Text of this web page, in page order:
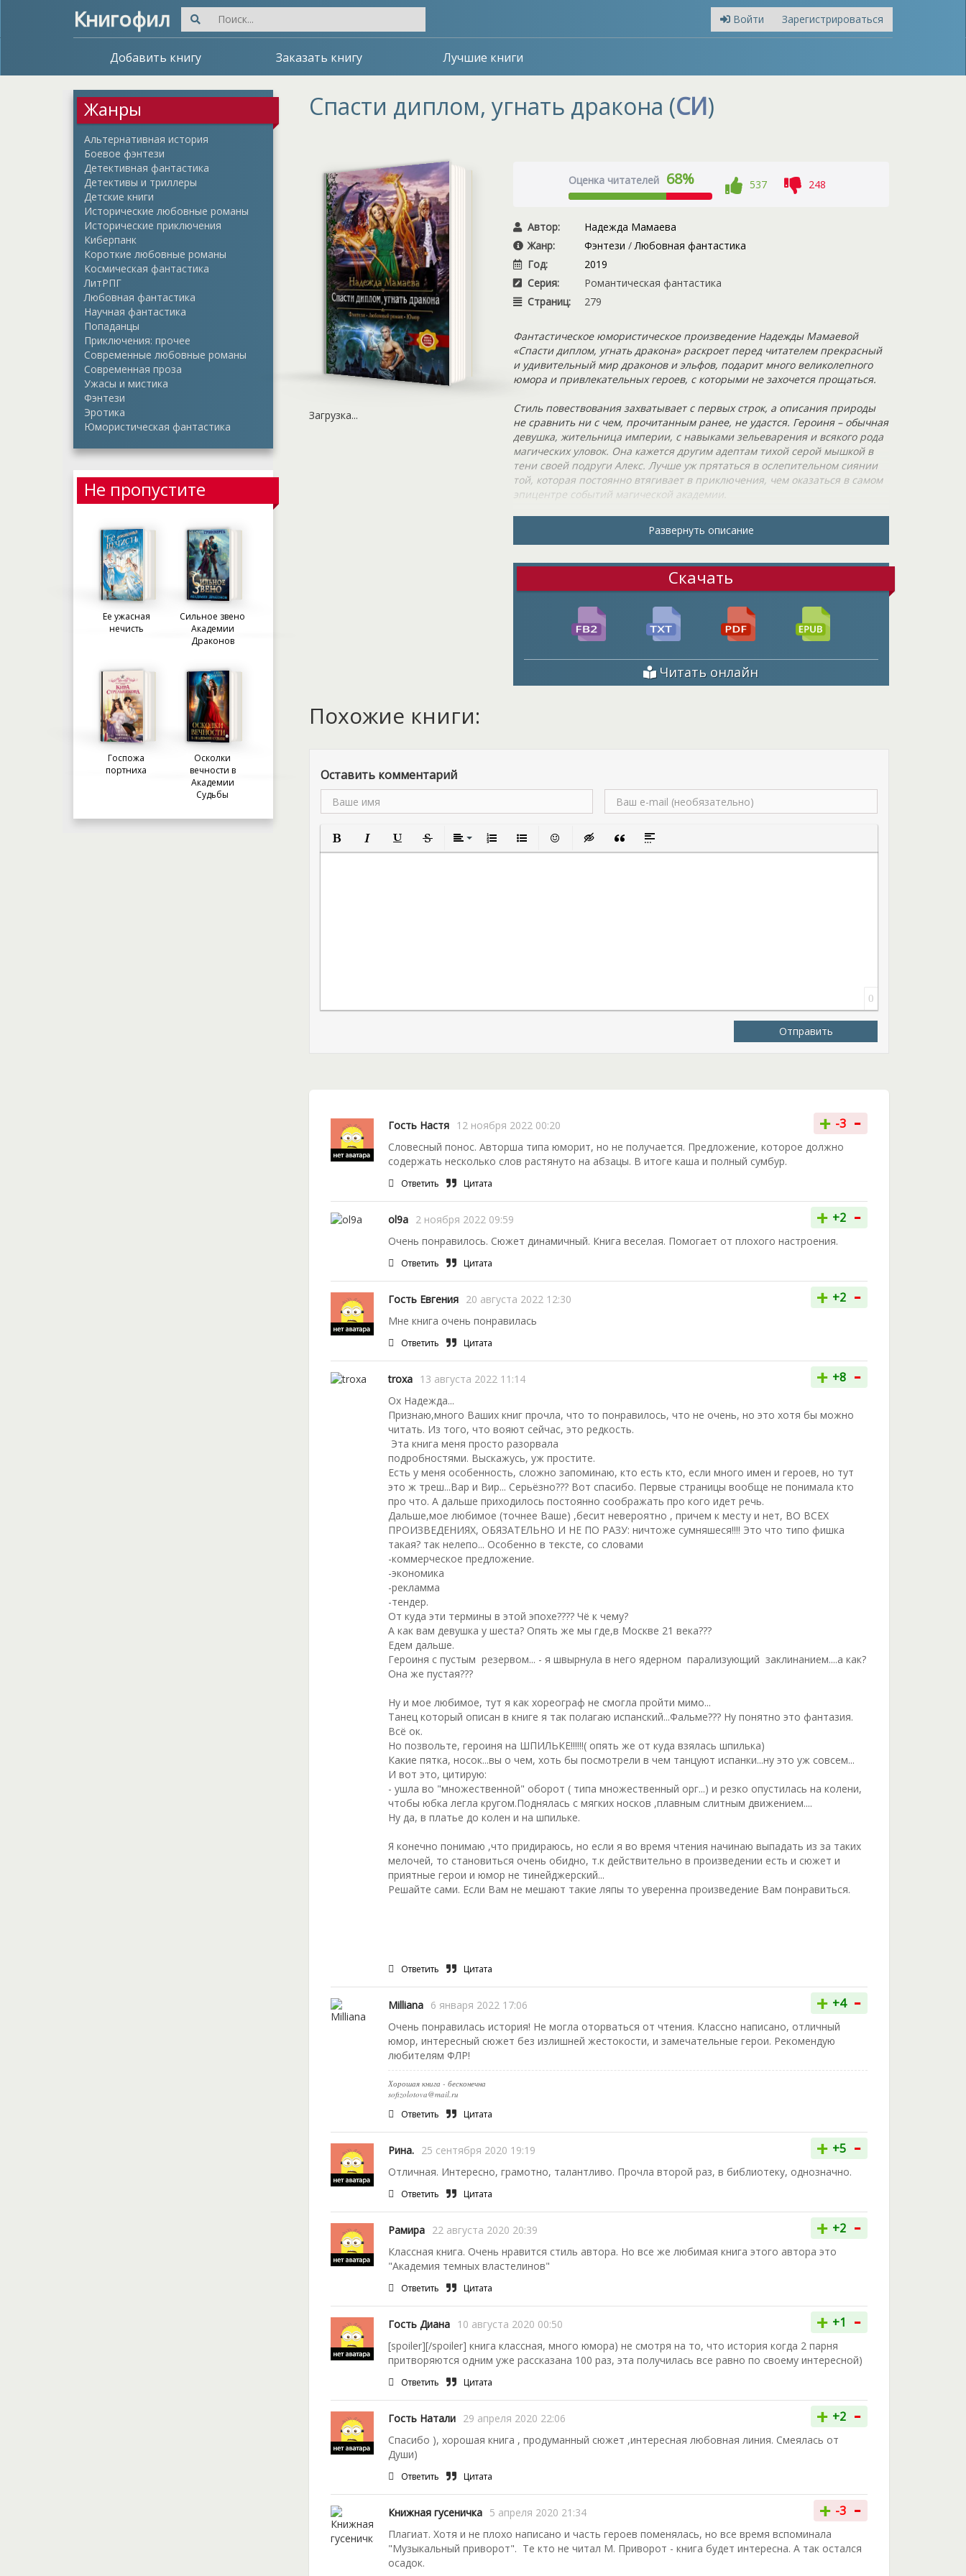
Книгофил Войти Зарегистрироваться
Добавить книгу Заказать книгу Лучшие книги
Жанры
Альтернативная история
Боевое фэнтези
Детективная фантастика
Детективы и триллеры
Детские книги
Исторические любовные романы
Исторические приключения
Киберпанк
Короткие любовные романы
Космическая фантастика
ЛитРПГ
Любовная фантастика
Научная фантастика
Попаданцы
Приключения: прочее
Современные любовные романы
Современная проза
Ужасы и мистика
Фэнтези
Эротика
Юмористическая фантастика
Не пропустите
Ее ужасная
нечисть
Сильное звено
Академии
Драконов
Госпожа
портниха
Осколки
вечности в
Академии
Судьбы
Спасти диплом, угнать дракона (СИ)
Загрузка...
Оценка читателей 68% 537 248
Автор:
Надежда Мамаева
Жанр:
Фэнтези /Любовная фантастика
Год:
2019
Серия:
Романтическая фантастика
Страниц:
279
Фантастическое юмористическое произведение Надежды Мамаевой
«Спасти диплом, угнать дракона» раскроет перед читателем прекрасный
и удивительный мир драконов и эльфов, подарит много великолепного
юмора и привлекательных героев, с которыми не захочется прощаться.
Стиль повествования захватывает с первых строк, а описания природы
не сравнить ни с чем, прочитанным ранее, не удастся. Героиня – обычная
девушка, жительница империи, с навыками зельеварения и всякого рода
магических уловок. Она кажется другим адептам тихой серой мышкой в
тени своей подруги Алекс. Лучше уж прятаться в ослепительном сиянии
той, которая постоянно втягивает в приключения, чем оказаться в самом
эпицентре событий магической академии.
соседней империи, если просто, то эльф. Он-то мог бы нарушить всю
этим не кончилось – вслед за ним прибыл второй – наглый,
самоуверенный и противный, который явно положил глаз на Нари. Черт
бы побрал эту безжалостную программу межрасового обмена! А такой
план был, закачаешься! С другой стороны, может Нари и ее поколение –
последние, кому посчастливилось знать воочию альвов.
Жуткая эпидемия распространяется в их империи, и по подсчетам
Теперь Нари не отвертеться от приключений, опасных, интересных и
захватывающих дух. Вот уж не до учебы будет, это точно. Что же ждет ее и
Развернуть описание
Скачать
Читать онлайн
Похожие книги:
Оставить комментарий
Полужирный
КурсивПодчеркнутый
ЗачеркнутыйВыравнивание
Нумерованный список
Маркированный список
Вставить смайлик
Вставка скрытого текста
Вставка цитаты
Вставка спойлера
0
Отправить
Гость Настя 12 ноября 2022 00:20 + -3 -
Словесный понос. Авторша типа юморит, но не получается. Предложение, которое должно
содержать несколько слов растянуто на абзацы. В итоге каша и полный сумбур.
Ответить Цитата
ol9a 2 ноября 2022 09:59 + +2 -
Очень понравилось. Сюжет динамичный. Книга веселая. Помогает от плохого настроения.
Ответить Цитата
Гость Евгения 20 августа 2022 12:30 + +2 -
Мне книга очень понравилась
Ответить Цитата
troxa 13 августа 2022 11:14 + +8 -
Ох Надежда...
Признаю,много Ваших книг прочла, что то понравилось, что не очень, но это хотя бы можно
читать. Из того, что вояют сейчас, это редкость.
Эта книга меня просто разорвала
подробностями. Выскажусь, уж простите.
Есть у меня особенность, сложно запоминаю, кто есть кто, если много имен и героев, но тут
это ж треш...Вар и Вир... Серьёзно??? Вот спасибо. Первые страницы вообще не понимала кто
про что. А дальше приходилось постоянно соображать про кого идет речь.
Дальше,мое любимое (точнее Ваше) ,бесит невероятно , причем к месту и нет, ВО ВСЕХ
ПРОИЗВЕДЕНИЯХ, ОБЯЗАТЕЛЬНО И НЕ ПО РАЗУ: ничтоже сумняшеся!!!! Это что типо фишка
такая? так нелепо... Особенно в тексте, со словами
-коммерческое предложение.
-экономика
-рекламма
-тендер.
От куда эти термины в этой эпохе???? Чё к чему?
А как вам девушка у шеста? Опять же мы где,в Москве 21 века???
Едем дальше.
Героиня с пустым резервом... - я швырнула в него ядерном парализующий заклинанием....а как?
Она же пустая???
Ну и мое любимое, тут я как хореограф не смогла пройти мимо...
Танец который описан в книге я так полагаю испанский...Фальме??? Ну понятно это фантазия.
Всё ок.
Но позвольте, героиня на ШПИЛЬКЕ!!!!!!( опять же от куда взялась шпилька)
Какие пятка, носок...вы о чем, хоть бы посмотрели в чем танцуют испанки...ну это уж совсем...
И вот это, цитирую:
- ушла во "множественной" оборот ( типа множественный орг...) и резко опустилась на колени,
чтобы юбка легла кругом.Поднялась с мягких носков ,плавным слитным движением....
Ну да, в платье до колен и на шпильке.
Я конечно понимаю ,что придираюсь, но если я во время чтения начинаю выпадать из за таких
мелочей, то становиться очень обидно, т.к действительно в произведении есть и сюжет и
приятные герои и юмор не тинейджерский...
Решайте сами. Если Вам не мешают такие ляпы то уверенна произведение Вам понравиться.
Ответить Цитата
Milliana 6 января 2022 17:06 + +4 -
Очень понравилась история! Не могла оторваться от чтения. Классно написано, отличный
юмор, интересный сюжет без излишней жестокости, и замечательные герои. Рекомендую
любителям ФЛР!
Хорошая книга - бесконечна
sofizolotova@mail.ru
Ответить Цитата
Рина. 25 сентября 2020 19:19 + +5 -
Отличная. Интересно, грамотно, талантливо. Прочла второй раз, в библиотеку, однозначно.
Ответить Цитата
Рамира 22 августа 2020 20:39 + +2 -
Классная книга. Очень нравится стиль автора. Но все же любимая книга этого автора это
"Академия темных властелинов"
Ответить Цитата
Гость Диана 10 августа 2020 00:50 + +1 -
[spoiler][/spoiler] книга классная, много юмора) не смотря на то, что история когда 2 парня
притворяются одним уже рассказана 100 раз, эта получилась все равно по своему интересной)
Ответить Цитата
Гость Натали 29 апреля 2020 22:06 + +2 -
Спасибо ), хорошая книга , продуманный сюжет ,интересная любовная линия. Смеялась от
Души)
Ответить Цитата
Книжная гусеничка 5 апреля 2020 21:34 + -3 -
Плагиат. Хотя и не плохо написано и часть героев поменялась, но все время вспоминала
"Музыкальный приворот". Те кто не читал М. Приворот - книга будет интересна. А так остался
осадок.